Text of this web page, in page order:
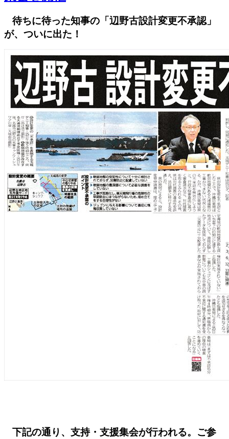
待ちに待った知事の「辺野古設計変更不承認」
が、ついに出た！
下記の通り、支持・支援集会が行われる。ご参